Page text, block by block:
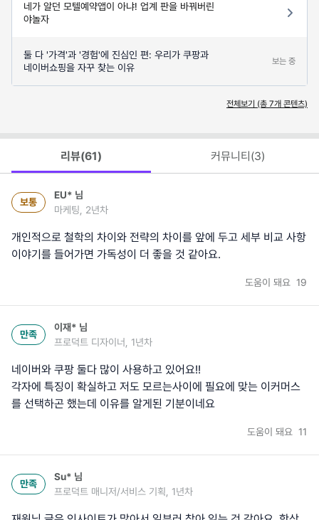
네가 알던 모텔예약앱이 아냐! 업계 판을 바꿔버린
야놀자
둘 다 '가격'과 '경험'에 진심인 편: 우리가 쿠팡과
네이버쇼핑을 자꾸 찾는 이유
보는 중
전체보기 (총 7개 콘텐츠)
리뷰(61) 커뮤니티(3)
보통
EU* 님
마케팅, 2년차
개인적으로 철학의 차이와 전략의 차이를 앞에 두고 세부 비교 사항
이야기를 들어가면 가독성이 더 좋을 것 같아요.
도움이 돼요 19
만족
이재* 님
프로덕트 디자이너, 1년차
네이버와 쿠팡 둘다 많이 사용하고 있어요!!
각자에 특징이 확실하고 저도 모르는사이에 필요에 맞는 이커머스
를 선택하곤 했는데 이유를 알게된 기분이네요
도움이 돼요 11
만족
Su* 님
프로덕트 매니저/서비스 기획, 1년차